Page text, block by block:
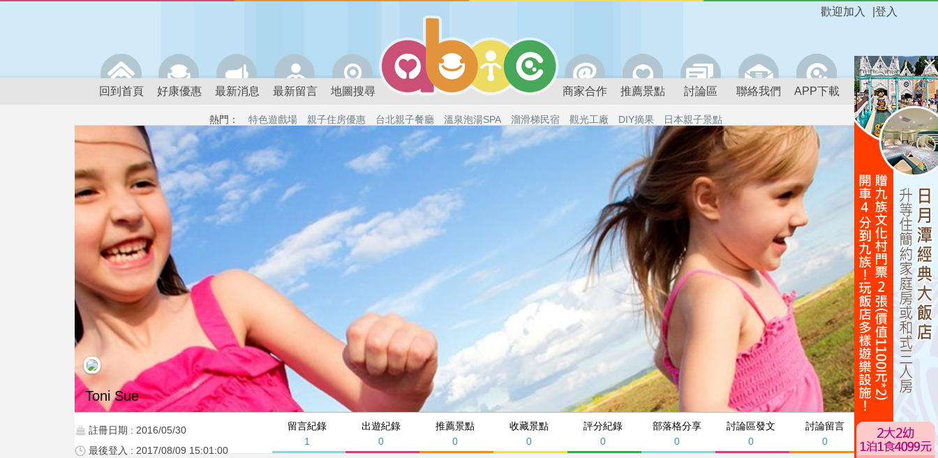
登入
歡迎加入
回到首頁 好康優惠 最新消息 最新留言 地圖搜尋 商家合作 推薦景點 討論區 聯絡我們 APP下載
熱門： 特色遊戲場 親子住房優惠 台北親子餐廳 溫泉泡湯SPA 溜滑梯民宿 觀光工廠 DIY摘果 日本親子景點
留言紀錄
1
出遊紀錄
0
推薦景點
0
收藏景點
0
評分紀錄
0
部落格分享
0
討論區發文
0
討論留言
0
Toni Sue
註冊日期 : 2016/05/30
最後登入 : 2017/08/09 15:01:00